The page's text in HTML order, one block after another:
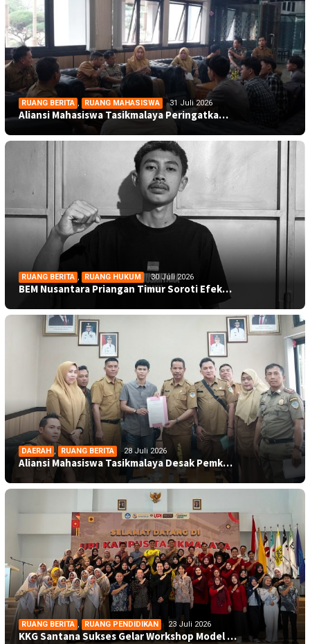
RUANG BERITA , RUANG MAHASISWA 31 Juli 2026
Aliansi Mahasiswa Tasikmalaya Peringatka…
RUANG BERITA , RUANG HUKUM 30 Juli 2026
BEM Nusantara Priangan Timur Soroti Efek…
DAERAH RUANG BERITA 28 Juli 2026
Aliansi Mahasiswa Tasikmalaya Desak Pemk…
RUANG BERITA , RUANG PENDIDIKAN 23 Juli 2026
KKG Santana Sukses Gelar Workshop Model …